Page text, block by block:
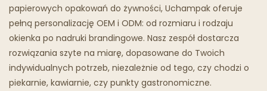
papierowych opakowań do żywności, Uchampak oferuje
pełną personalizację OEM i ODM: od rozmiaru i rodzaju
okienka po nadruki brandingowe. Nasz zespół dostarcza
rozwiązania szyte na miarę, dopasowane do Twoich
indywidualnych potrzeb, niezależnie od tego, czy chodzi o
piekarnie, kawiarnie, czy punkty gastronomiczne.